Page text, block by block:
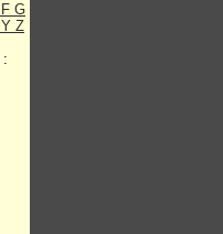
F G
Y Z
: